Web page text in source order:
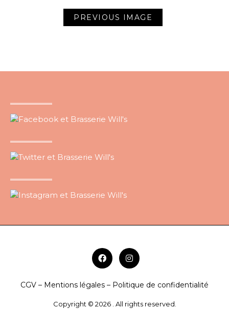
PREVIOUS IMAGE
CGV – Mentions légales – Politique de confidentialité
Copyright © 2026 . All rights reserved.